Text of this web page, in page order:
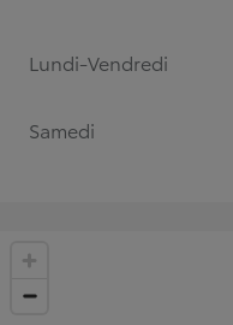
Lundi-Vendredi
Samedi